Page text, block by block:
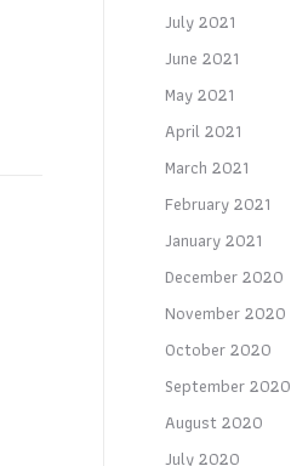
July 2021
June 2021
May 2021
April 2021
March 2021
February 2021
January 2021
December 2020
November 2020
October 2020
September 2020
August 2020
July 2020